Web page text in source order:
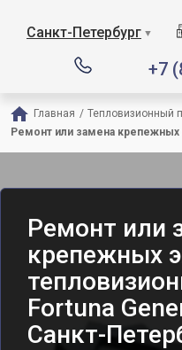
Санкт-Петербург ▼
+7
Главная / Тепловизионный
Ремонт или замена
Ремонт или
крепежных
Fortuna
Санкт-